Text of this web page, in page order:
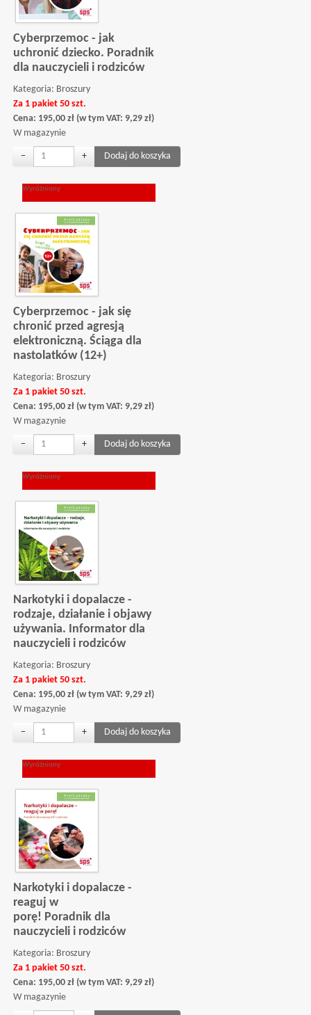
Cyberprzemoc - jak
uchronić dziecko. Poradnik
dla nauczycieli i rodziców
Kategoria: Broszury
Za 1 pakiet 50 szt.
Cena: 195,00 zł (w tym VAT:9,29 zł)
W magazynie
− +
Wyróżniony
Cyberprzemoc - jak się
chronić przed agresją
elektroniczną. Ściąga dla
nastolatków (12+)
Kategoria: Broszury
Za 1 pakiet 50 szt.
Cena: 195,00 zł (w tym VAT:9,29 zł)
W magazynie
− +
Wyróżniony
Narkotyki i dopalacze -
rodzaje, działanie i objawy
używania. Informator dla
nauczycieli i rodziców
Kategoria: Broszury
Za 1 pakiet 50 szt.
Cena: 195,00 zł (w tym VAT:9,29 zł)
W magazynie
− +
Wyróżniony
Narkotyki i dopalacze -
reaguj w
porę! Poradnik dla
nauczycieli i rodziców
Kategoria: Broszury
Za 1 pakiet 50 szt.
Cena: 195,00 zł (w tym VAT:9,29 zł)
W magazynie